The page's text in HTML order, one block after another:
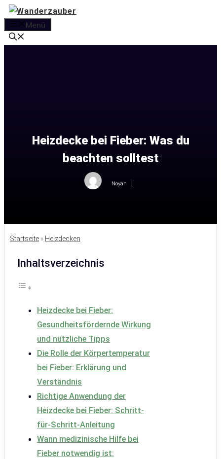
Zum
Inhalt
springen
Menü
Heizdecke bei Fieber: Was du
beachten solltest
Noyan
Startseite » Heizdecken
Inhaltsverzeichnis
Heizdecke bei Fieber:
Gesundheitsfördernde Wirkung
und nützliche Tipps
Die Rolle der Körpertemperatur
bei Fieber: Erklärung und
Verständnis
Richtige Anwendung der
Heizdecke bei Fieber: Schritt-
für-Schritt-Anleitung
Wann medizinische Hilfe bei
Fieber notwendig ist: